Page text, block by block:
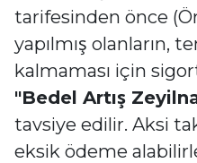
tarifesinden önce
yapılmış olanların,
kalmaması için
"Bedel Artış
tavsiye edilir. Aksi
eksik ödeme